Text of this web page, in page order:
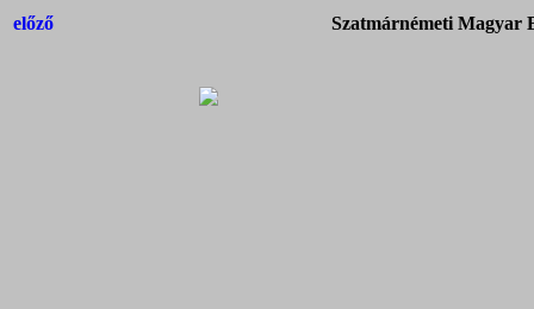
előző Szatmárnémeti Magyar